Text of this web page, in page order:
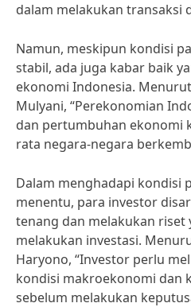
dalam melakukan transaksi
Namun, meskipun kondisi
stabil, ada juga kabar baik
ekonomi Indonesia.
Mulyani, “Perekonomian
dan pertumbuhan ekonomi
rata negara-negara
Dalam menghadapi kondisi
menentu, para investor
tenang dan melakukan riset
melakukan investasi.
Haryono, “Investor perlu
kondisi makroekonomi dan
sebelum melakukan